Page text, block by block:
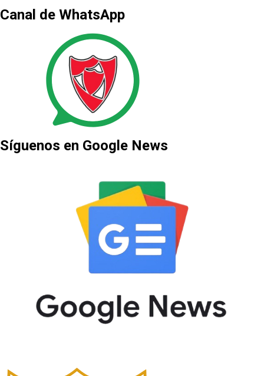
Canal de WhatsApp
Síguenos en Google News